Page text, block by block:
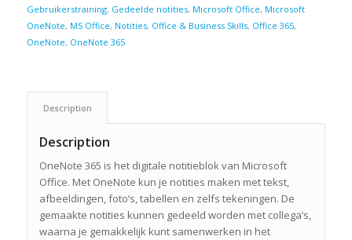
Gebruikerstraining, Gedeelde notities, Microsoft Office, Microsoft
OneNote, MS Office, Notities, Office & Business Skills, Office 365,
OneNote, OneNote 365
Description
Description
OneNote 365 is het digitale notitieblok van Microsoft
Office. Met OneNote kun je notities maken met tekst,
afbeeldingen, foto’s, tabellen en zelfs tekeningen. De
gemaakte notities kunnen gedeeld worden met collega’s,
waarna je gemakkelijk kunt samenwerken in het